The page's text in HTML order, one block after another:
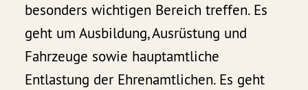
besonders wichtigen Bereich treffen. Es
geht um Ausbildung, Ausrüstung und
Fahrzeuge sowie hauptamtliche
Entlastung der Ehrenamtlichen. Es geht